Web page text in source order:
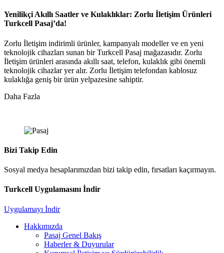
Yenilikçi Akıllı Saatler ve Kulaklıklar: Zorlu İletişim Ürünleri
Turkcell Pasaj’da!
Zorlu İletişim indirimli ürünler, kampanyalı modeller ve en yeni
teknolojik cihazları sunan bir Turkcell Pasaj mağazasıdır. Zorlu
İletişim ürünleri arasında akıllı saat, telefon, kulaklık gibi önemli
teknolojik cihazlar yer alır. Zorlu İletişim telefondan kablosuz
kulaklığa geniş bir ürün yelpazesine sahiptir.
Daha Fazla
Bizi Takip Edin
Sosyal medya hesaplarımızdan bizi takip edin, fırsatları kaçırmayın.
Turkcell Uygulamasını İndir
Uygulamayı İndir
Hakkımızda
Pasaj Genel Bakış
Haberler & Duyurular